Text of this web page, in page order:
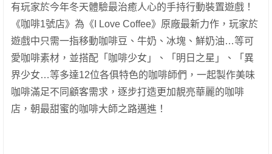
有玩家於今年冬天體驗最治癒人心的手持行動裝置遊戲！
《咖啡1號店》為《I Love Coffee》原廠最新力作，玩家於
遊戲中只需一指移動咖啡豆、牛奶、冰塊、鮮奶油…等可
愛咖啡素材，並搭配「咖啡少女」、「明日之星」、「異
界少女…等多達12位各俱特色的咖啡師們，一起製作美味
咖啡滿足不同顧客需求，逐步打造更加靚亮華麗的咖啡
店，朝最甜蜜的咖啡大師之路邁進！